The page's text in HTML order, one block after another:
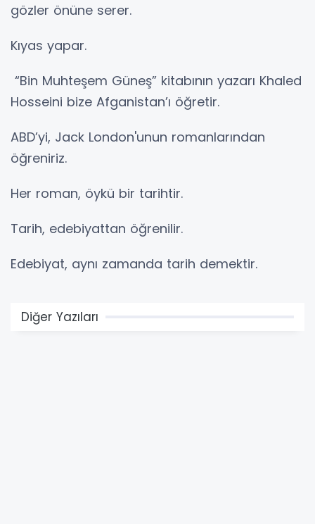
gözler önüne serer.
Kıyas yapar.
“Bin Muhteşem Güneş” kitabının yazarı Khaled
Hosseini bize Afganistan’ı öğretir.
ABD’yi, Jack London'unun romanlarından
öğreniriz.
Her roman, öykü bir tarihtir.
Tarih, edebiyattan öğrenilir.
Edebiyat, aynı zamanda tarih demektir.
Diğer Yazıları